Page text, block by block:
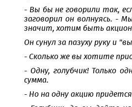
- Вы бы не говорили так,
заговорил он волнуясь. -
значит, хотим быть
Он сунул за пазуху руку и
- Сколько же вы хотите
- Одну, голубчик! Только
сумма.
- Но на одну акцию